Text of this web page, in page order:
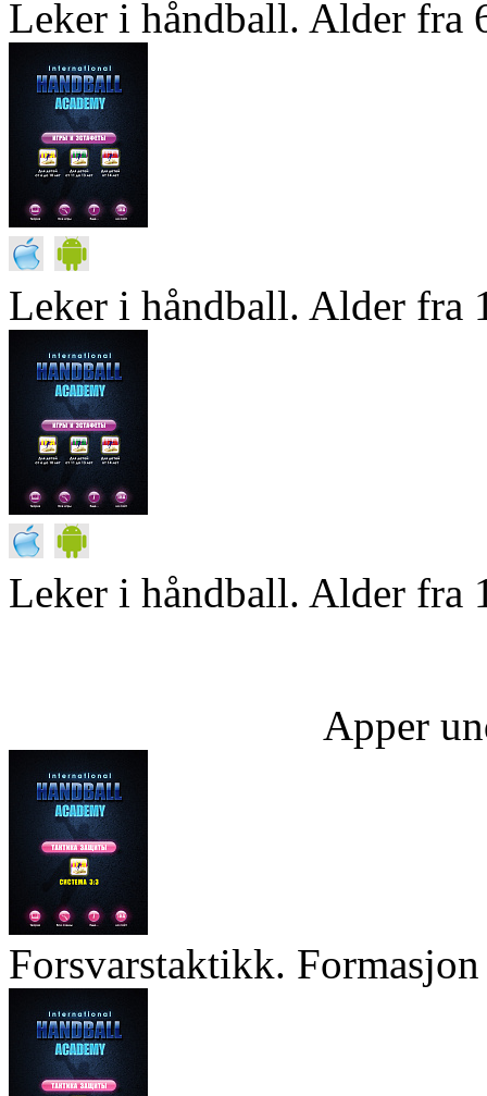
Leker i håndball. Alder fra
Leker i håndball. Alder fra
Leker i håndball. Alder fra
Apper
Forsvarstaktikk.